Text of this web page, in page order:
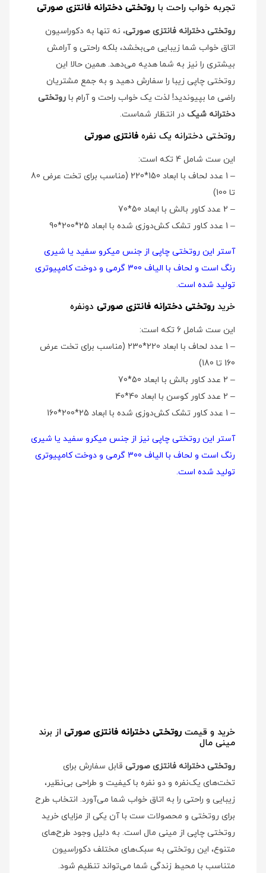
تجربه خواب راحت با روتختی دخترانه فانتزی صورتی
روتختی دخترانه فانتزی صورتی، نه تنها به دکوراسیون
اتاق خواب شما زیبایی می‌بخشد، بلکه راحتی و آرامش
بیشتری را نیز به شما هدیه می‌دهد. همین حالا این
روتختی چاپی زیبا را سفارش دهید و به جمع مشتریان
راضی ما بپیوندید! لذت یک خواب راحت و آرام با روتختی
دخترانه شیک در انتظار شماست.
روتختی دخترانه یک نفره فانتزی صورتی
این ست شامل 4 تکه است:
– 1 عدد لحاف با ابعاد 150*220 (مناسب برای تخت عرض 80
تا 100)
– 2 عدد کاور بالش با ابعاد 50*70
– 1 عدد کاور تشک کش‌دوزی شده با ابعاد 25*200*90
آستر این روتختی چاپی از جنس میکرو سفید یا شیری
رنگ است و لحاف با الیاف 300 گرمی و دوخت کامپیوتری
تولید شده است.
خرید روتختی دخترانه فانتزی صورتی دو‌نفره
این ست شامل 6 تکه است:
– 1 عدد لحاف با ابعاد 220*230 (مناسب برای تخت عرض
160 تا 180)
– 2 عدد کاور بالش با ابعاد 50*70
– 2 عدد کاور کوسن با ابعاد 40*40
– 1 عدد کاور تشک کش‌دوزی شده با ابعاد 25*200*160
آستر این روتختی چاپی نیز از جنس میکرو سفید یا شیری
رنگ است و لحاف با الیاف 300 گرمی و دوخت کامپیوتری
تولید شده است.
خرید و قیمت روتختی دخترانه فانتزی صورتی از برند
مینی مال
روتختی دخترانه فانتزی صورتی قابل سفارش برای
تخت‌های یک‌نفره و دو نفره با کیفیت و طراحی بی‌نظیر،
زیبایی و راحتی را به اتاق خواب شما می‌آورد. انتخاب طرح
برای روتختی و محصولات ست با آن یکی از مزایای خرید
روتختی چاپی از مینی مال است. به دلیل وجود طرح‌های
متنوع، این روتختی به سبک‌های مختلف دکوراسیون
متناسب با محیط زندگی شما می‌تواند تنظیم شود.